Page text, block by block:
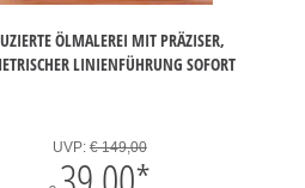
ÖLMALEREI MIT PRÄZISER,
LINIENFÜHRUNG SOFORT
UVP: € 149,00